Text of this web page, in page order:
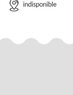
indisponible